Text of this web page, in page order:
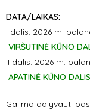
DATA/LAIKAS:
I dalis: 2026 m.
VIRŠUTINĖ KŪNO
II dalis: 2026 m.
APATINĖ KŪNO
Galima dalyvauti